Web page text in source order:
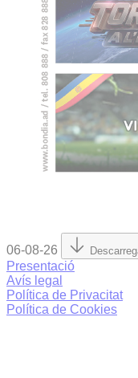
06-08-26
Presentació
Avís legal
Política de Privacitat
Política de Cookies